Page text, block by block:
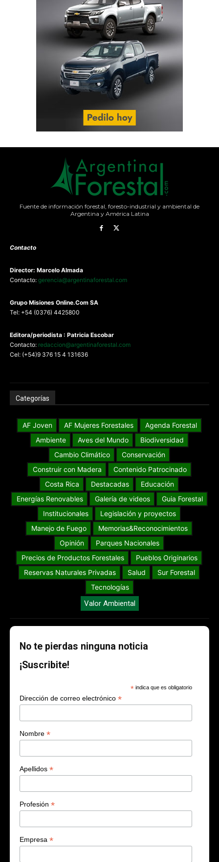
Fuente de información forestal, foresto-industrial y ambiental de
Argentina y América Latina
Contacto
Director: Marcelo Almada
Contacto: gerencia@argentinaforestal.com
Grupo Misiones Online.Com SA
Tel: +54 (0376) 4425800
Editora/periodista : Patricia Escobar
Contacto: redaccion@argentinaforestal.com
Cel: (+54)9 376 15 4 131636
Categorías
AF Joven AF Mujeres Forestales
Agenda Forestal
Ambiente
Aves del Mundo
Biodiversidad
Cambio Climático
Conservación
Construir con Madera
Contenido Patrocinado
Costa Rica
Destacadas
Educación
Energías Renovables
Galería de videos
Guia Forestal
Institucionales
Legislación y proyectos
Manejo de Fuego
Memorias&Reconocimientos
Opinión
Parques Nacionales
Precios de Productos Forestales
Pueblos Originarios
Reservas Naturales Privadas
Salud
Sur Forestal
Tecnologías
Valor Ambiental
No te pierdas ninguna noticia
¡Suscribite!
* indica que es obligatorio
Dirección de correo electrónico *
Nombre *
Apellidos *
Profesión *
Empresa *